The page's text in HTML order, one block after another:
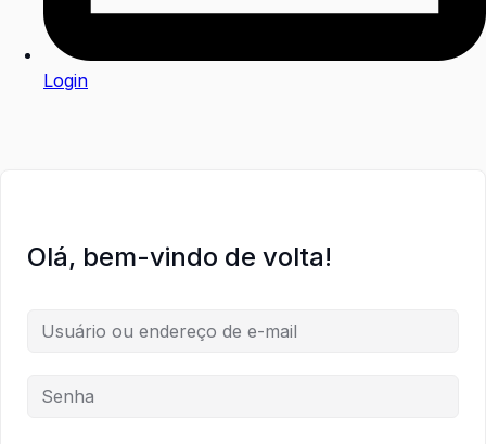
Login
Olá, bem-vindo de volta!